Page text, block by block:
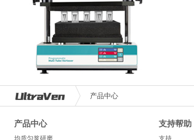
产品中心
产品中心
均质匀浆研磨
支持帮助
支持